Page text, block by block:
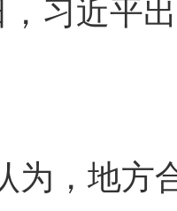
，地方